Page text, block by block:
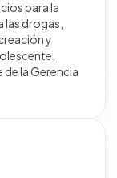
para la
drogas,
y
la Gerencia